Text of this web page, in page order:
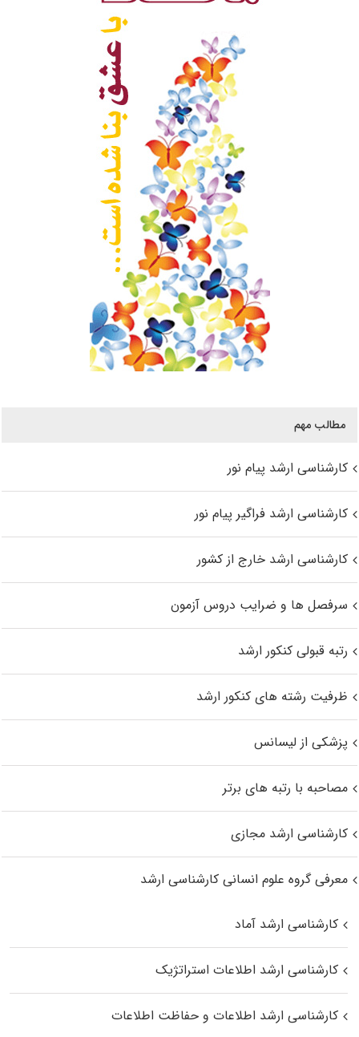
مطالب مهم
کارشناسی ارشد پیام نور
کارشناسی ارشد فراگیر پیام نور
کارشناسی ارشد خارج از کشور
سرفصل ها و ضرایب دروس آزمون
رتبه قبولی کنکور ارشد
ظرفیت رشته های کنکور ارشد
پزشکی از لیسانس
مصاحبه با رتبه های برتر
کارشناسی ارشد مجازی
معرفی گروه علوم انسانی کارشناسی ارشد
کارشناسی ارشد آماد
کارشناسی ارشد اطلاعات استراتژیک
کارشناسی ارشد اطلاعات و حفاظت اطلاعات